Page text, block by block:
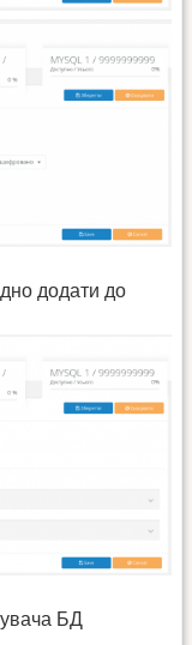
додати до
БД